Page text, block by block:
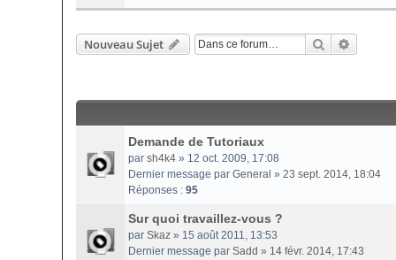
Nouveau Sujet Rechercher
Demande de Tutoriaux
par sh4k4 » 12 oct. 2009, 17:08
Dernier message par General » 23 sept. 2014, 18:04
Réponses : 95
Sur quoi travaillez-vous ?
par Skaz » 15 août 2011, 13:53
Dernier message par Sadd » 14 févr. 2014, 17:43